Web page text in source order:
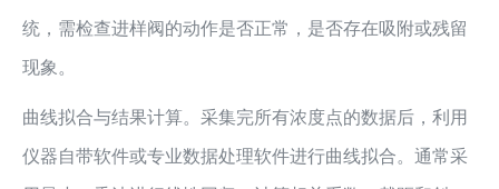
统，需检查进样阀的动作是否正常，是否存在吸附或残留
现象。
曲线拟合与结果计算。采集完所有浓度点的数据后，利用
仪器自带软件或专业数据处理软件进行曲线拟合。通常采